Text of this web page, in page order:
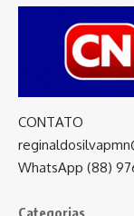
CONTATO
WhatsApp (88)
Categorias